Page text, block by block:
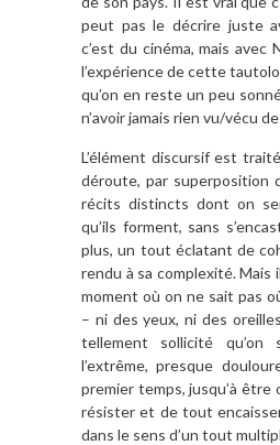
peut pas le décrire juste
c’est du cinéma, mais avec
l’expérience de cette
qu’on en reste un peu
n’avoir jamais rien vu/vécu
L’élément discursif est
déroute, par superposition
récits distincts dont on
qu’ils forment, sans
plus, un tout éclatant de
rendu à sa complexité. Mais
moment où on ne sait pas
– ni des yeux, ni des
tellement sollicité
l’extrême, presque
premier temps, jusqu’à être
résister et de tout
dans le sens d’un tout